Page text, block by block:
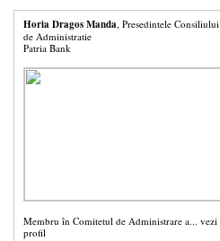
Horia Dragos Manda, Presedintele Consiliului
de Administratie
Patria Bank
Membru în Comitetul de Administrare a... vezi
profil